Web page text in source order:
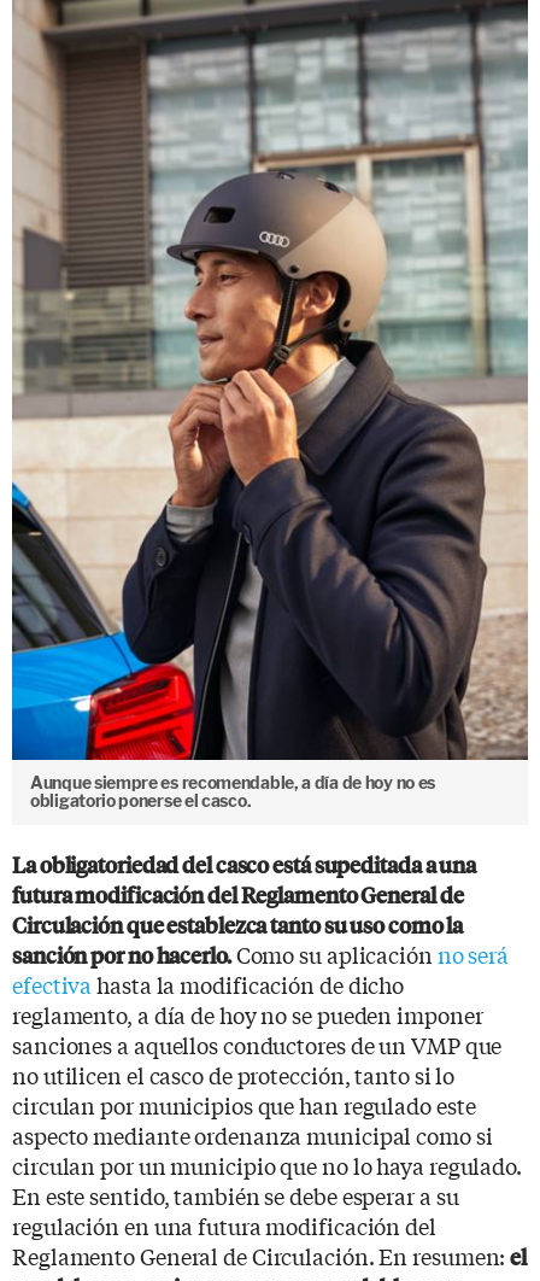
Aunque siempre es recomendable, a día de hoy no es
obligatorio ponerse el casco.
La obligatoriedad del casco está supeditada a una
futura modificación del Reglamento General de
Circulación que establezca tanto su uso como la
sanción por no hacerlo.Como su aplicaciónno será
efectiva hasta la modificación de dicho
reglamento, a día de hoy no se pueden imponer
sanciones a aquellos conductores de un VMP que
no utilicen el casco de protección, tanto si lo
circulan por municipios que han regulado este
aspecto mediante ordenanza municipal como si
circulan por un municipio que no lo haya regulado.
En este sentido, también se debe esperar a su
regulación en una futura modificación del
Reglamento General de Circulación. En resumen:el